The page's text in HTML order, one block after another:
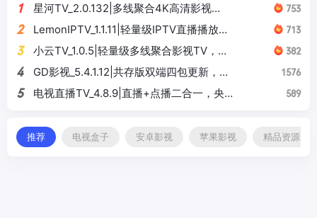
1
星河TV_2.0.132|多线聚合4K高清影视
TV，海量资源
753
2
LemonIPTV_1.1.11|轻量级IPTV直播播放
器，支持M3U/EPG
713
3
小云TV_1.0.5|轻量级多线聚合影视TV，简
洁流畅
382
4
GD影视_5.4.1.12|共存版双端四包更新，
TV+手机互不干扰
1576
5
电视直播TV_4.8.9|直播+点播二合一，央
589
推荐 电视盒子 安卓影视 苹果影视 精品资源